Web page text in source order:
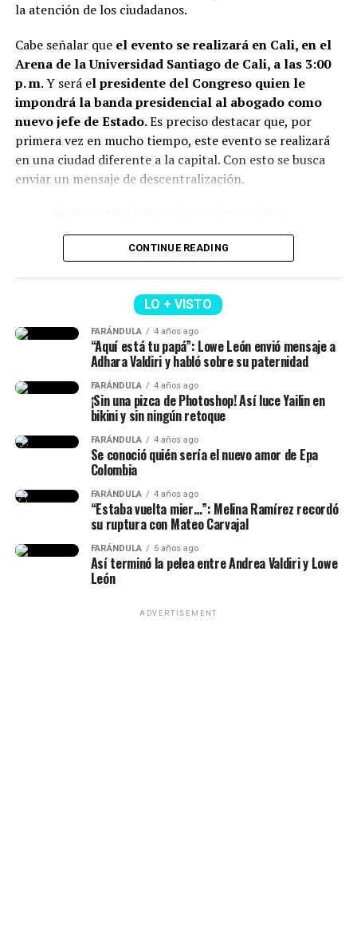
2. También se recomienda deshacerse de la ropa que
espacio innecesario en el closet, conservar estas
prendas pueden dificultar la sensación de renovación
del ambiente.
Lee también: Conoce todos los detalles de cómo
será la posesión presidencial de Abelardo de la
Espriella
Conservarlas puede significar perder vitalidad.
lo más despejado posible para favorecer el descanso y
permitir que la energía circule libremente.
5 Para finalizar,se recomienda no tener en la entrada
principal de la casa nada que obstaculice el camino.
Cualquier elemento allí puede generar una sensación de
desorden y dificultar el ingreso de nuevas
oportunidades, según esta práctica.
la atención de los ciudadanos.
Cabe señalar que el evento se realizará en Cali, en el
Arena de la Universidad Santiago de Cali, a las 3:00
p. m. Y será el presidente del Congreso quien le
impondrá la banda presidencial al abogado como
nuevo jefe de Estado.Es preciso destacar que, por
primera vez en mucho tiempo, este evento se realizará
en una ciudad diferente a la capital. Con esto se busca
enviar un mensaje de descentralización.
internacionales estarán presentes, entre las que se
El Salvador, Portugal, Corea, la
Secretaría General Iberoamericana, Marruecos,
Guatemala, México, Alemania, Curazao, Perú, Suecia
Además, ya se confirmó la asistencia de 14 jefes de
Estado a la ceremonia. Ellos son: Javier Milei, de
Argentina; Daniel Noboa, de Ecuador; José Antonio
Kast, de Chile; Santiago Peña, de Paraguay; José
Raúl Mulino, de Panamá; Luis Abinader, de
República Dominicana; Nasry Asfura, de Honduras;
y Gilmar Pisas, de Curazao, en representación del
Reino de los Países Bajos.
Asimismo, estarán
presentes losvicepresidentes de Perú y Guatemala.
Lee también: “No compaginamos”: Juanda Caribe
habló de Sheila Gandara y reveló cómo está su
CONTINUE READING
LO + VISTO
FARÁNDULA 4 años ago
“Aquí está tu papá”: Lowe León envió mensaje a
Adhara Valdiri y habló sobre su paternidad
FARÁNDULA 4 años ago
¡Sin una pizca de Photoshop! Así luce Yailin en
bikini y sin ningún retoque
FARÁNDULA 4 años ago
Se conoció quién sería el nuevo amor de Epa
Colombia
FARÁNDULA 4 años ago
“Estaba vuelta mier…”: Melina Ramírez recordó
su ruptura con Mateo Carvajal
FARÁNDULA 5 años ago
Así terminó la pelea entre Andrea Valdiri y Lowe
León
ADVERTISEMENT